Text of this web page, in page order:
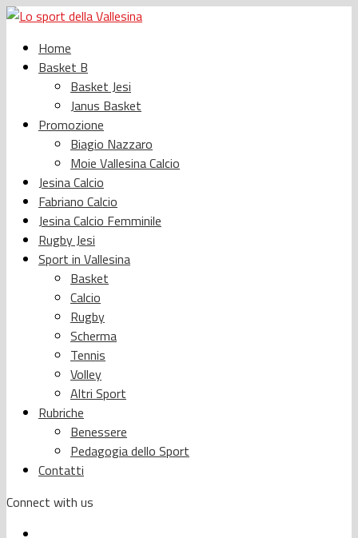
Home
Basket B
Basket Jesi
Janus Basket
Promozione
Biagio Nazzaro
Moie Vallesina Calcio
Jesina Calcio
Fabriano Calcio
Jesina Calcio Femminile
Rugby Jesi
Sport in Vallesina
Basket
Calcio
Rugby
Scherma
Tennis
Volley
Altri Sport
Rubriche
Benessere
Pedagogia dello Sport
Contatti
Connect with us